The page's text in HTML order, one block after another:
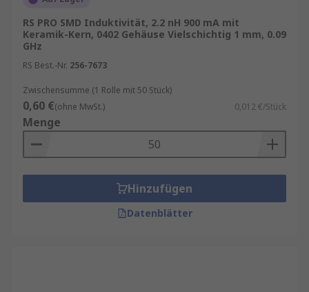
RS PRO SMD Induktivität, 2.2 nH 900 mA mit
Keramik-Kern, 0402 Gehäuse Vielschichtig 1 mm, 0.09
GHz
RS Best.-Nr. 256-7673
Zwischensumme (1 Rolle mit 50 Stück)
0,60 €(ohne MwSt.) 0,012 €/Stück
Menge
Hinzufügen
Datenblätter